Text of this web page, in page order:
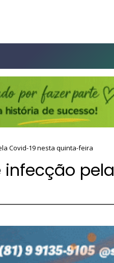
Covid-19 nesta quinta-feira
pela